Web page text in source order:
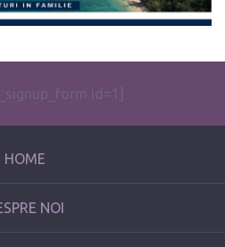
id=1]
HOME
NOI